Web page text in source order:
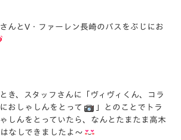
んとV・ファーレン長崎のバスをぶじにお
き、スタッフさんに「ヴィヴィくん、コラ
おしゃしんをとって
」とのことでトラ
しんをとっていたら、なんとたまたま高木
なしできましたよ～